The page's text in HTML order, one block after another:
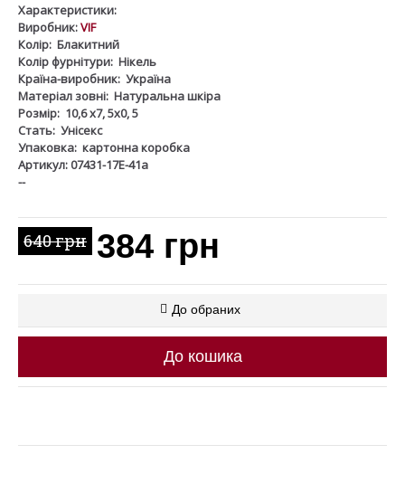
Характеристики:
Виробник:VIF
Колір: Блакитний
Колір фурнітури: Нікель
Країна-виробник: Україна
Матеріал зовні: Натуральна шкіра
Розмір: 10,6 х7, 5х0, 5
Стать: Унісекс
Упаковка: картонна коробка
Артикул: 07431-17Е-41а
--
640 грн 384 грн
До обраних
До кошика